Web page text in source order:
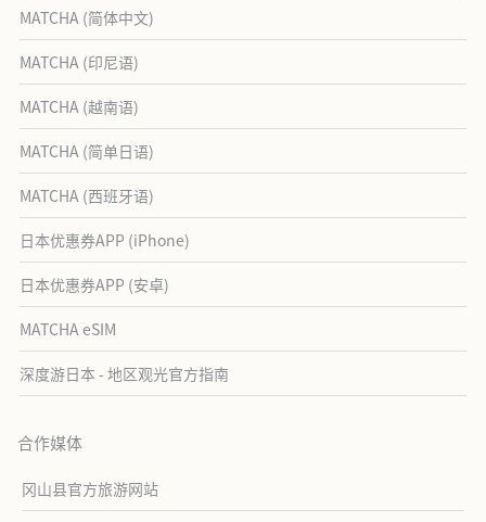
MATCHA (简体中文)
MATCHA (印尼语)
MATCHA (越南语)
MATCHA (简单日语)
MATCHA (西班牙语)
日本优惠券APP (iPhone)
日本优惠券APP (安卓)
MATCHA eSIM
深度游日本 - 地区观光官方指南
合作媒体
冈山县官方旅游网站